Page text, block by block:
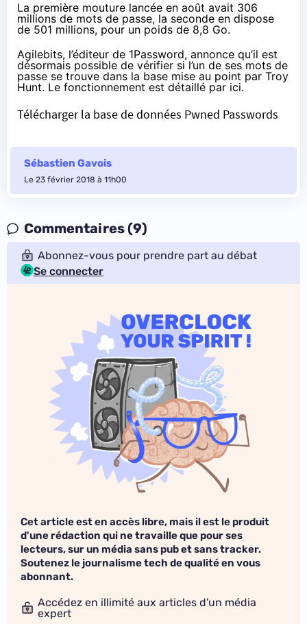
La première mouture lancée en août avait 306
millions de mots de passe, la seconde en dispose
de 501 millions, pour un poids de 8,8 Go.
Agilebits, l’éditeur de 1Password, annonce qu’il est
désormais possible de vérifier si l’un de ses mots de
passe se trouve dans la base mise au point par Troy
Hunt. Le fonctionnement est détaillé par ici.
Télécharger la base de données Pwned Passwords
Sébastien Gavois
Le 23 février 2018 à 11h00
Commentaires (9)
Abonnez-vous pour prendre part au débat
Se connecter
Cet article est en accès libre, mais il est le produit
d'une rédaction qui ne travaille que pour ses
lecteurs, sur un média sans pub et sans tracker.
Soutenez le journalisme tech de qualité en vous
abonnant.
Accédez en illimité aux articles d'un média
expert